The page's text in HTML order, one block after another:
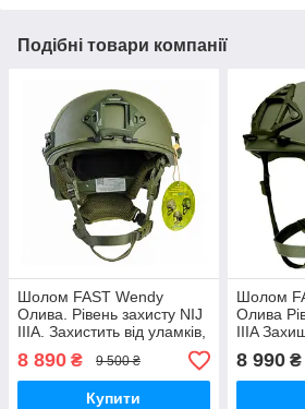
Подібні товари компанії
Шолом FAST Wendy
Олива. Рівень захисту NIJ
IIIA. Захистить від уламків,
рикошетів та пістолетних
куль МедГруп
8 890 ₴ 9 500 ₴
Купити
Шолом
Олива
IIIA
куль
8 990₴